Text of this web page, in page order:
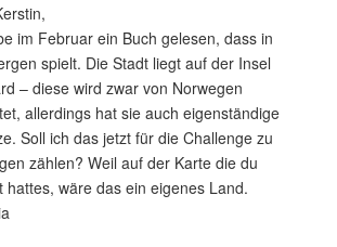
im Februar ein Buch gelesen, dass in
spielt. Die Stadt liegt auf der Insel
– diese wird zwar von Norwegen
allerdings hat sie auch eigenständige
Soll ich das jetzt für die Challenge zu
zählen? Weil auf der Karte die du
hattes, wäre das ein eigenes Land.